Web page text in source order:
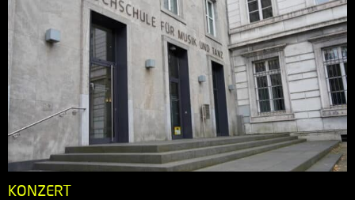
KONZERT